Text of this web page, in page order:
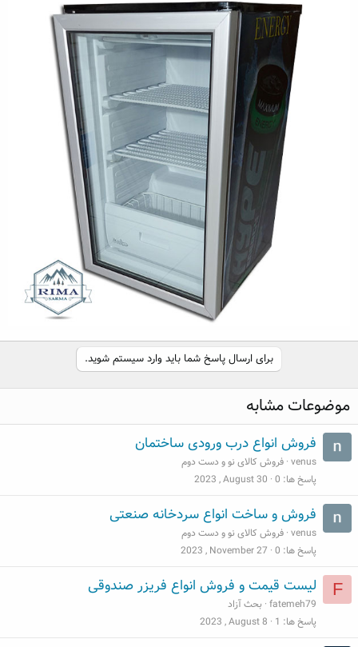
برای ارسال پاسخ شما باید وارد سیستم شوید.
موضوعات مشابه
فروش انواع درب ورودی ساختمان
venus فروش کالای نو و دست دوم
پاسخ ها 0
2023 , August 30
فروش و ساخت انواع سردخانه صنعتی
venus فروش کالای نو و دست دوم
پاسخ ها 0
2023 , November 27
F لیست قیمت و فروش انواع فریزر صندوقی
fatemeh79 بحث آزاد
پاسخ ها 1
2023 , August 8